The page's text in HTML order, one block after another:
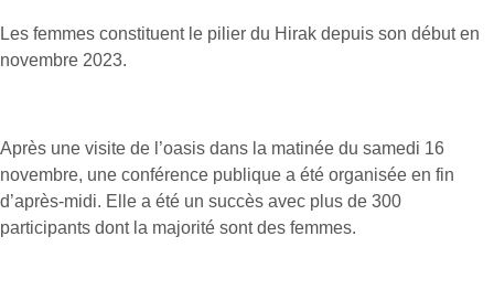
Les femmes constituent le pilier du Hirak depuis son début en
novembre 2023.
Après une visite de l’oasis dans la matinée du samedi 16
novembre, une conférence publique a été organisée en fin
d’après-midi. Elle a été un succès avec plus de 300
participants dont la majorité sont des femmes.